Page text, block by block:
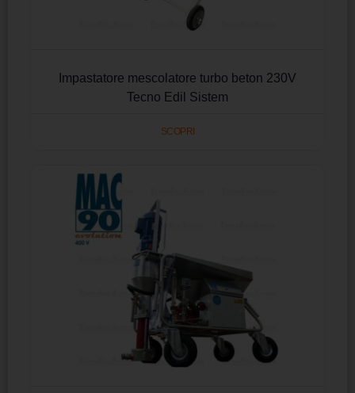
Impastatore mescolatore turbo beton 230V
Tecno Edil Sistem
SCOPRI